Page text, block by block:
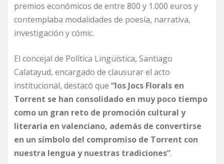
premios económicos de entre 800 y 1.000 euros y
contemplaba modalidades de poesía, narrativa,
investigación y cómic.
El concejal de Política Lingüística, Santiago
Calatayud, encargado de clausurar el acto
institucional, destacó que “los Jocs Florals en
Torrent se han consolidado en muy poco tiempo
como un gran reto de promoción cultural y
literaria en valenciano, además de convertirse
en un símbolo del compromiso de Torrent con
nuestra lengua y nuestras tradiciones”.